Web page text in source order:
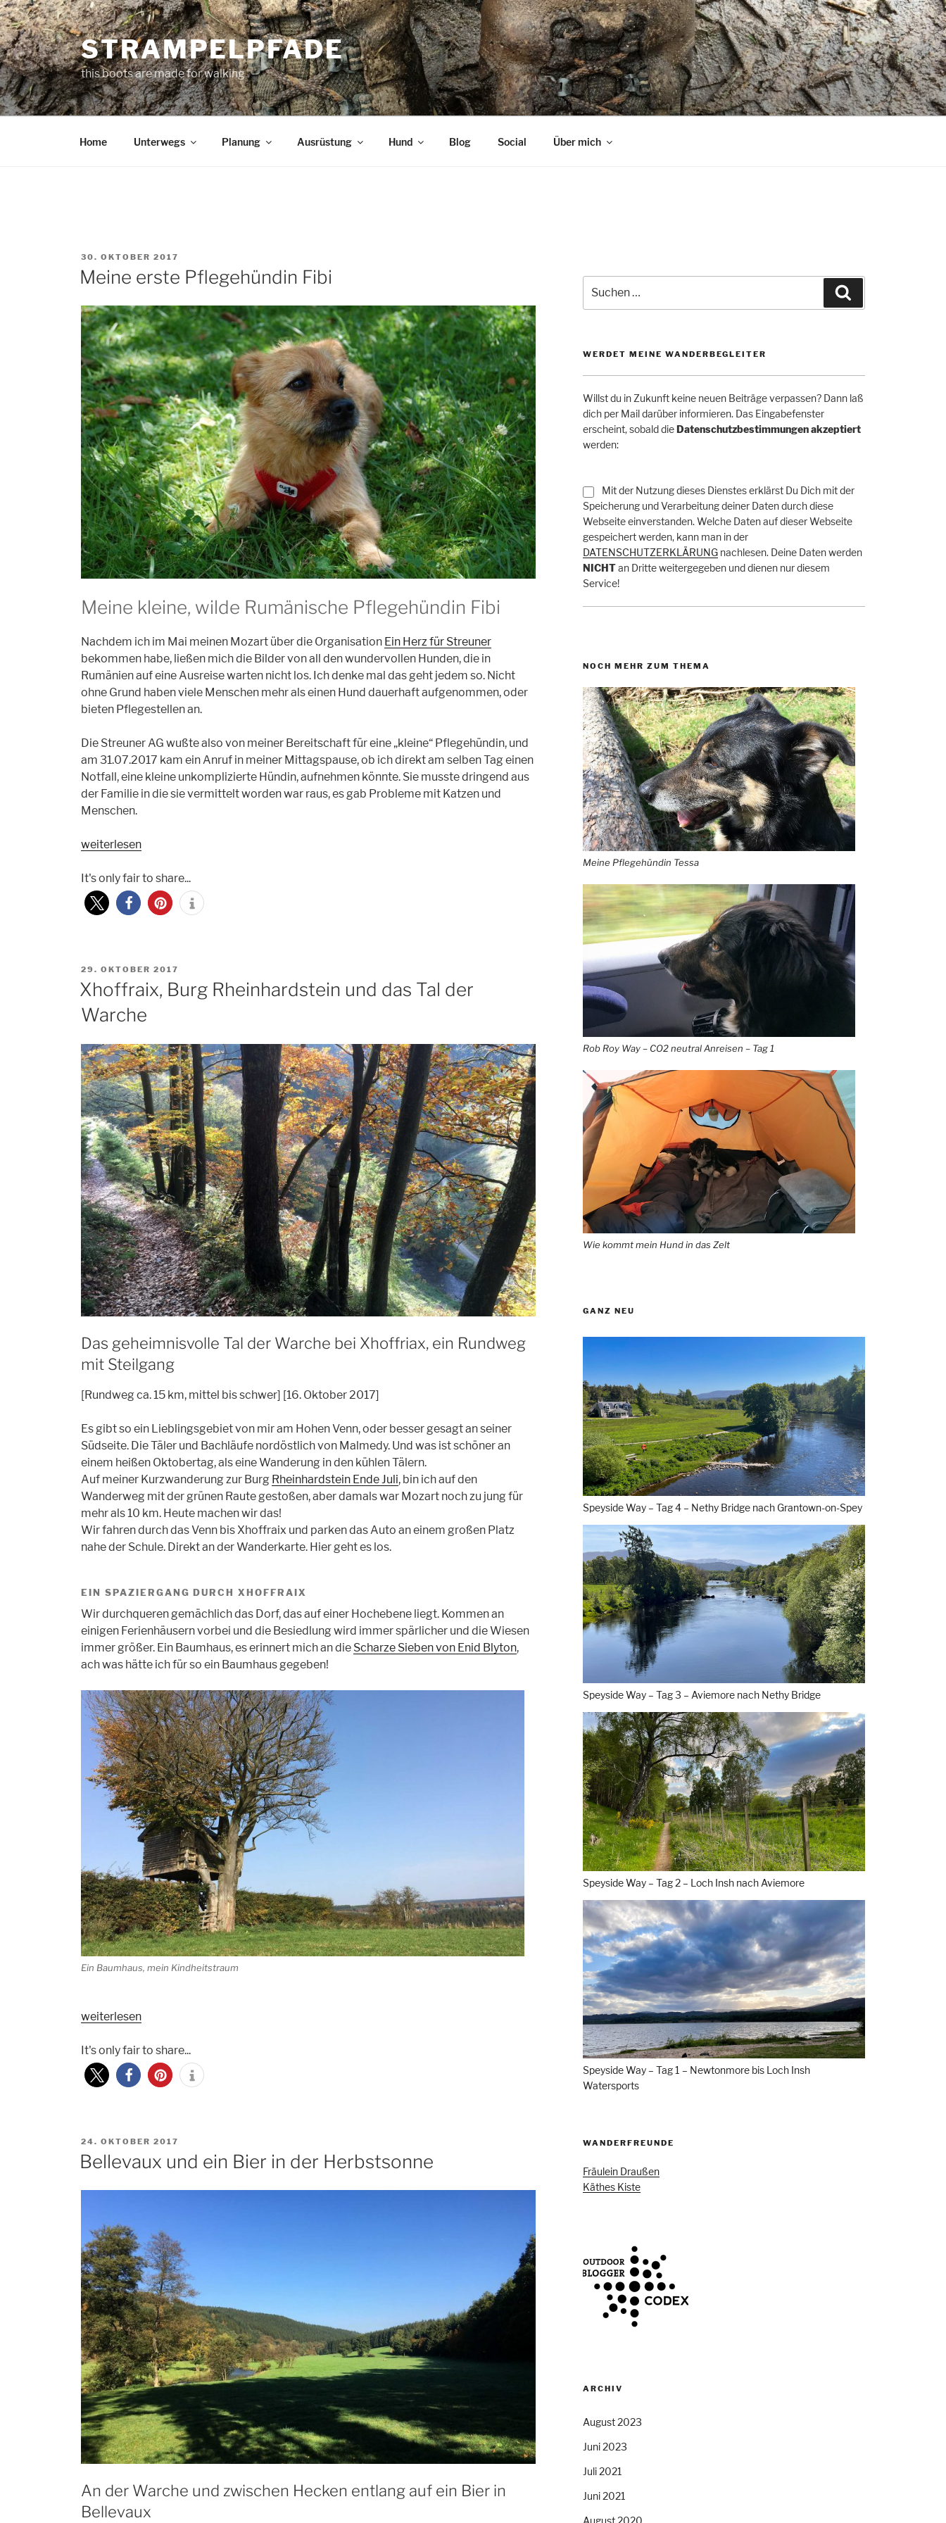
Zum
Inhalt
springen
STRAMPELPFADE
this boots are made for walking
Home Unterwegs Planung Ausrüstung Hund Blog Social Über mich
VERÖFFENTLICHT
AM
30. OKTOBER 2017
Meine erste Pflegehündin Fibi
Meine kleine, wilde Rumänische Pflegehündin Fibi
Nachdem ich im Mai meinen Mozart über die Organisation Ein Herz für Streuner
bekommen habe, ließen mich die Bilder von all den wundervollen Hunden, die in
Rumänien auf eine Ausreise warten nicht los. Ich denke mal das geht jedem so. Nicht
ohne Grund haben viele Menschen mehr als einen Hund dauerhaft aufgenommen, oder
bieten Pflegestellen an.
Die Streuner AG wußte also von meiner Bereitschaft für eine „kleine“ Pflegehündin, und
am 31.07.2017 kam ein Anruf in meiner Mittagspause, ob ich direkt am selben Tag einen
Notfall, eine kleine unkomplizierte Hündin, aufnehmen könnte. Sie musste dringend aus
der Familie in die sie vermittelt worden war raus, es gab Probleme mit Katzen und
Menschen.
„Meine
Pflegehündin
Fibi“
weiterlesen
It's only fair to share...
VERÖFFENTLICHT
AM
29. OKTOBER 2017
Xhoffraix, Burg Rheinhardstein und das Tal der
Warche
Das geheimnisvolle Tal der Warche bei Xhoffriax, ein Rundweg
mit Steilgang
[Rundweg ca. 15 km, mittel bis schwer] [16. Oktober 2017]
Es gibt so ein Lieblingsgebiet von mir am Hohen Venn, oder besser gesagt an seiner
Südseite. Die Täler und Bachläufe nordöstlich von Malmedy. Und was ist schöner an
einem heißen Oktobertag, als eine Wanderung in den kühlen Tälern.
Auf meiner Kurzwanderung zur Burg Rheinhardstein Ende Juli, bin ich auf den
Wanderweg mit der grünen Raute gestoßen, aber damals war Mozart noch zu jung für
mehr als 10 km. Heute machen wir das!
Wir fahren durch das Venn bis Xhoffraix und parken das Auto an einem großen Platz
nahe der Schule. Direkt an der Wanderkarte. Hier geht es los.
EIN SPAZIERGANG DURCH XHOFFRAIX
Wir durchqueren gemächlich das Dorf, das auf einer Hochebene liegt. Kommen an
einigen Ferienhäusern vorbei und die Besiedlung wird immer spärlicher und die Wiesen
immer größer. Ein Baumhaus, es erinnert mich an die Scharze Sieben von Enid Blyton,
ach was hätte ich für so ein Baumhaus gegeben!
Ein Baumhaus, mein Kindheitstraum
„Xhoffraix,
Rheinhardstein
und
das
weiterlesen
It's only fair to share...
VERÖFFENTLICHT
AM
24. OKTOBER 2017
Bellevaux und ein Bier in der Herbstsonne
An der Warche und zwischen Hecken entlang auf ein Bier in
Bellevaux
nach:
WERDET MEINE WANDERBEGLEITER
Willst du in Zukunft keine neuen Beiträge verpassen? Dann laß
dich per Mail darüber informieren. Das Eingabefenster
erscheint, sobald dieDatenschutzbestimmungen akzeptiert
werden:
Mit der Nutzung dieses Dienstes erklärst Du Dich mit der
Speicherung und Verarbeitung deiner Daten durch diese
Webseite einverstanden. Welche Daten auf dieser Webseite
gespeichert werden, kann man in der
DATENSCHUTZERKLÄRUNGnachlesen. Deine Daten werden
NICHTan Dritte weitergegeben und dienen nur diesem
Service!
NOCH MEHR ZUM THEMA
Meine Pflegehündin Tessa
Rob Roy Way – CO2 neutral Anreisen – Tag 1
Wie kommt mein Hund in das Zelt
GANZ NEU
Speyside Way – Tag 4 – Nethy Bridge nach Grantown-on-Spey
Speyside Way – Tag 3 – Aviemore nach Nethy Bridge
Speyside Way – Tag 2 – Loch Insh nach Aviemore
Speyside Way – Tag 1 – Newtonmore bis Loch Insh
Watersports
WANDERFREUNDE
Fräulein Draußen
Käthes Kiste
ARCHIV
August 2023
Juni 2023
Juli 2021
Juni 2021